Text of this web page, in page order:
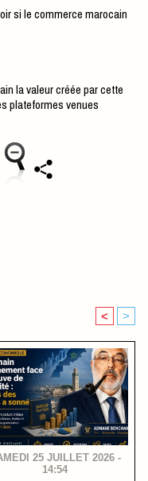
si le commerce marocain
la valeur créée par cette
plateformes venues
< >
25 JUILLET 2026 -
14:54